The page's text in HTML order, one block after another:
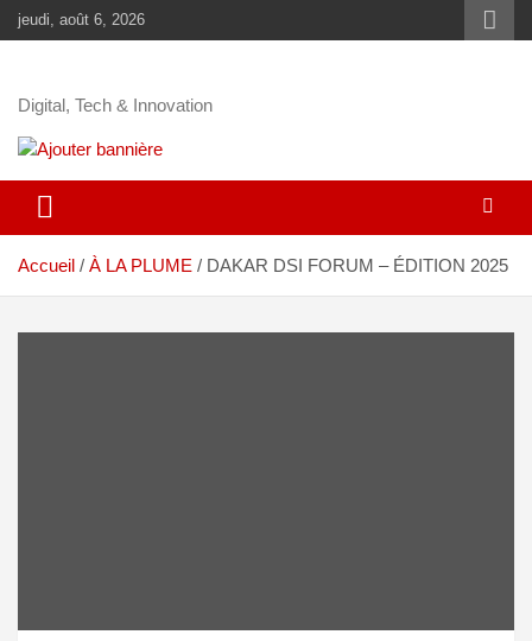
jeudi, août 6, 2026
Digital, Tech & Innovation
Accueil À LA PLUME DAKAR DSI FORUM – ÉDITION 2025